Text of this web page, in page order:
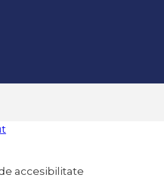
accesibilitate